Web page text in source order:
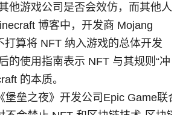
他游戏公司是否会效仿，而其他人
博客中，开发商 Mojang
打算将 NFT 纳入游戏的总体开发
的使用指南表示 NFT 与其规则“冲
的本质。